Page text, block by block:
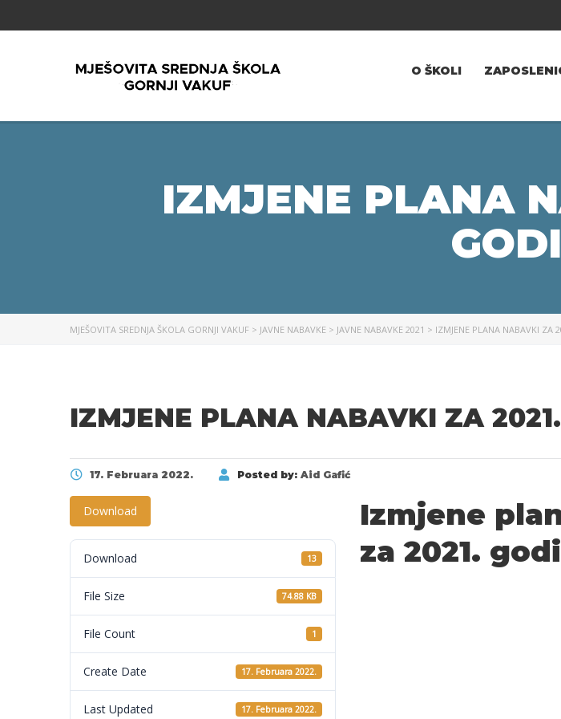
O ŠKOLI
IZMJENE PLANA
MJEŠOVITA SREDNJA ŠKOLA GORNJI VAKUF > JAVNE NABAVKE > JAVNE NABAVKE 2021 > IZMJENE PLANA NABAVKI ZA
IZMJENE PLANA NABAVKI ZA
17. Februara 2022. Posted by: Aid Gafić
Download
Download 13
File Size 74.88 KB
File Count 1
Create Date 17. Februara 2022.
Last Updated 17. Februara 2022.
Izmjene
za 2021.